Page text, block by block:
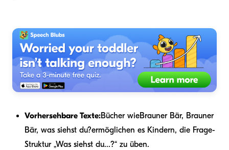
Vorhersehbare Texte:Bücher wieBrauner Bär, Brauner
Bär, was siehst du?ermöglichen es Kindern, die Frage-
Struktur „Was siehst du...?“ zu üben.